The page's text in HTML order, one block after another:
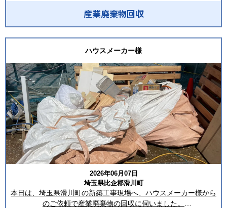
回収品目は混合廃棄物、木材、段ボール、紙管、内装材などでし
た。
搬出時には周囲の安全確認を徹底し、近隣の方や通行される方へ
この度はご依頼いただき、誠にありがとうございます。
合同会社LIVISTAでは、新築工事・リフォーム工事・解体工事な
ど、さまざまな現場で発生する産業廃棄物の回収を承っておりま
す。
現場の状況や廃棄物の種類・排出量に応じて最適な回収方法をご
提案し、迅速かつ丁寧な対応を心掛けています。
2㎥鉄箱や8㎥コンテナの設置、スポット回収・定期回収にも柔軟
に対応可能です。
「回収頻度を相談したい」「現場に合った回収方法を提案してほ
しい」といったご相談もお気軽にお問い合わせください。
産業廃棄物回収
ハウスメーカー様
2026年06月07日
埼玉県比企郡滑川町
本日は、埼玉県滑川町の新築工事現場へ、ハウスメーカー様から
のご依頼で産業廃棄物の回収に伺いました。